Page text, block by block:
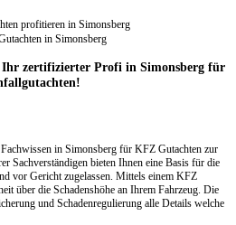
zertifizierter Profi in Simonsberg für
in Simonsberg für KFZ Gutachten zur
Sachverständigen bieten Ihnen eine Basis für die
vor Gericht zugelassen. Mittels einem KFZ
über die Schadenshöhe an Ihrem Fahrzeug. Die
und Schadenregulierung alle Details welche